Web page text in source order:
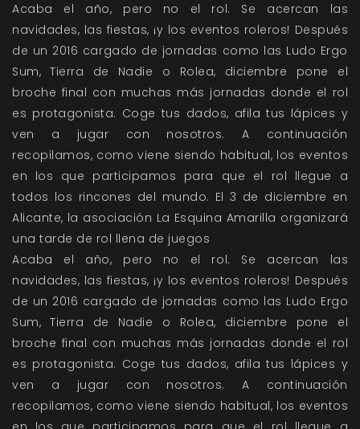
Acaba el año, pero no el rol. Se acercan las
navidades, las fiestas, ¡y los eventos roleros! Después
de un 2016 cargado de jornadas como las Ludo Ergo
Sum, Tierra de Nadie o Rolea, diciembre pone el
broche final con muchas más jornadas donde el rol
es protagonista. Coge tus dados, afila tus lápices y
ven a jugar con nosotros. A continuación
recopilamos, como viene siendo habitual, los eventos
en los que participamos para que el rol llegue a
todos los rincones del mundo. El 3 de diciembre en
Alicante, la asociación La Esquina Amarilla organizará
una tarde de rol llena de juegos
Acaba el año, pero no el rol. Se acercan las
navidades, las fiestas, ¡y los eventos roleros! Después
de un 2016 cargado de jornadas como las Ludo Ergo
Sum,Tierra de Nadie o Rolea, diciembre pone el
broche final con muchas más jornadas donde el rol
es protagonista. Coge tus dados, afila tus lápices y
ven a jugar con nosotros. A continuación
recopilamos, como viene siendo habitual, los eventos